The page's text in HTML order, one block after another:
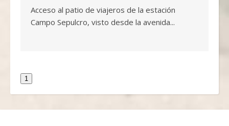
Acceso al patio de viajeros de la estación
Campo Sepulcro, visto desde la avenida...
1